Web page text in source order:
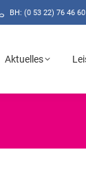
BH: (0 53 22) 76 46 60
Aktuelles
Aktuelles